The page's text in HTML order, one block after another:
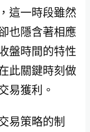
這一時段雖然
也隱含著相應
盤時間的特性
此關鍵時刻做
易獲利。
易策略的制